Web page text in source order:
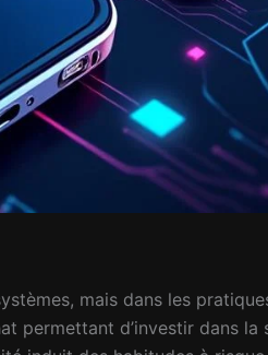
mais dans les
permettant d’investir dans la